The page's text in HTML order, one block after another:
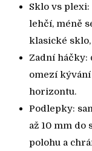
Sklo vs
lehčí, méně
klasické
Zadní háčky:
omezí
horizontu.
Podlepky:
až 10 mm
polohu a